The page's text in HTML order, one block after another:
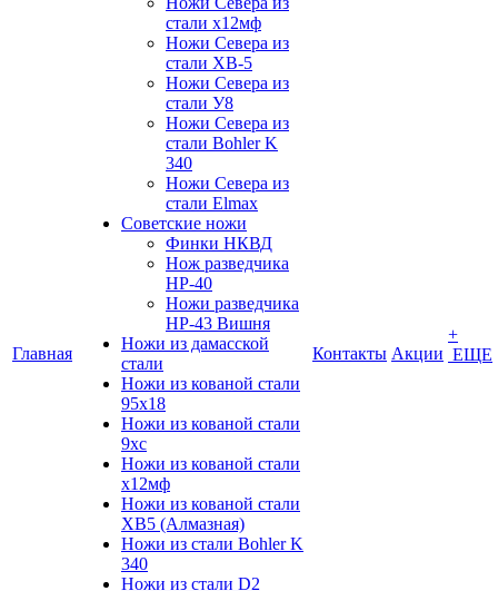
Главная
стали х12мф
Ножи Севера из
стали ХВ-5
Ножи Севера из
стали У8
Ножи Севера из
стали Bohler K
340
Ножи Севера из
стали Elmax
Советские ножи
Финки НКВД
Нож разведчика
НР-40
Ножи разведчика
НР-43 Вишня
Ножи из дамасской
стали
Ножи из кованой стали
95х18
Ножи из кованой стали
9хс
Ножи из кованой стали
х12мф
Ножи из кованой стали
ХВ5 (Алмазная)
Ножи из стали Bohler K
340
Ножи из стали D2
Контакты Акции
+
ЕЩЕ